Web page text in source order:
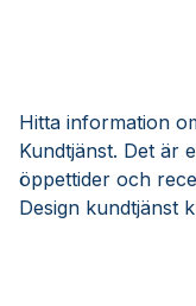
Hitta information
Kundtjänst. Det är
öppettider och
Design kundtjänst